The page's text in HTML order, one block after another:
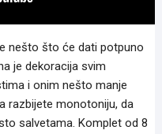
nešto što će dati potpuno
je dekoracija svim
i onim nešto manje
razbijete monotoniju, da
salvetama. Komplet od 8